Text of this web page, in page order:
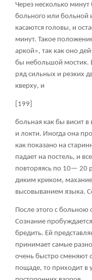
Через несколько
больного или больной
касаются головы, и
минут. Такое
аркой», так как оно
бы небольшой мостик.
ряд сильных и резких
кверху, и
[199]
больная как бы висит в
и локти. Иногда она
как показано на
падает на постель, и
повторяясь по 10— 20
диким криком,
высовыванием языка.
После этого с больною
Сознание
бредить. Ей
принимает самые
очень быстро сменяют
пощаде, то приходит в